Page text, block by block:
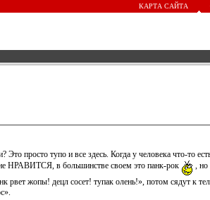
КАРТА САЙТА
просто тупо и все здесь. Когда у человека что-то
НРАВИТСЯ, в большинстве своем это панк-рок
, но
рвет жопы! децл сосет! тупак олень!», потом сядут к